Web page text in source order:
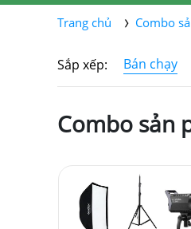
Trang chủ Combo
Sắp xếp: Bán chạy
Combo sản